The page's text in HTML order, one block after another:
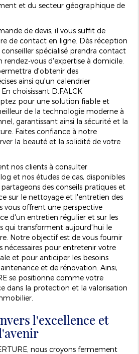
et du secteur géographique de
de devis, il vous suffit de
de contact en ligne. Dès réception
spécialisé prendra contact
rendez-vous d'expertise à domicile.
d'obtenir des
ainsi qu'un calendrier
choisissant D.FALCK
pour une solution fiable et
de la technologie moderne à
garantissant ainsi la sécurité et la
Faites confiance à notre
la beauté et la solidité de votre
nos clients à consulter
et nos études de cas, disponibles
des conseils pratiques et
sur le nettoyage et l'entretien des
vous offrent une perspective
d'un entretien régulier et sur les
qui transforment aujourd'hui le
Notre objectif est de vous fournir
pour entretenir votre
et pour anticiper les besoins
et de rénovation. Ainsi,
se positionne comme votre
dans la protection et la valorisation
l'excellence et
nous croyons fermement